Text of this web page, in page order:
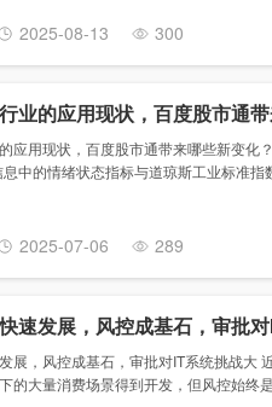
2025-08-13 300
业的应用现状，百度股市通
应用现状，百度股市通带来哪些新变化
中的情绪状态指标与道琼斯工业标准
2025-07-06 289
速发展，风控成基石，审批
展，风控成基石，审批对IT系统挑战大
的大量消费场景得到开发，但风控始终